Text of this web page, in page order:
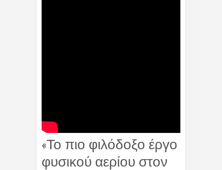
«Το πιο φιλόδοξο έργο
φυσικού αερίου στον